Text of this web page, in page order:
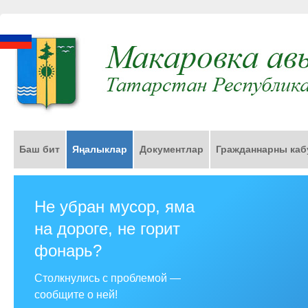
Баш бит Яңалыклар Документлар Гражданнарны
Не убран мусор, яма
на дороге, не горит
фонарь?
Столкнулись с проблемой —
сообщите о ней!